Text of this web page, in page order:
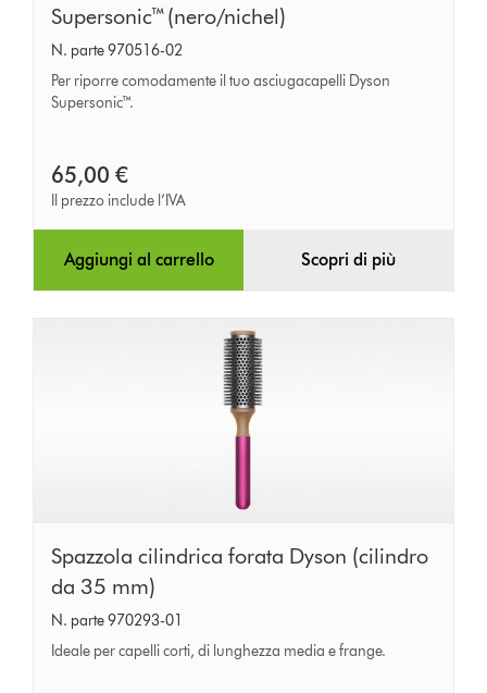
per
l'asciugacapelli
Dyson
Supersonic™
Supersonic™ (nero/nichel)
N. parte 970516-02
Per riporre comodamente il tuo asciugacapelli Dyson
Supersonic™.
65,00 €
Il prezzo include l’IVA
Aggiungi al carrello Scopri di più
Spazzola
cilindrica
forata
Dyson
Spazzola cilindrica forata Dyson (cilindro
da 35 mm)
N. parte 970293-01
Ideale per capelli corti, di lunghezza media e frange.